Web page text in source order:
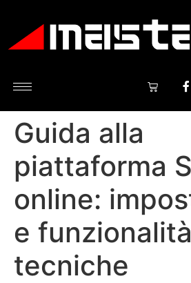
Guida alla
piattaforma
online:
e funzionalità
tecniche